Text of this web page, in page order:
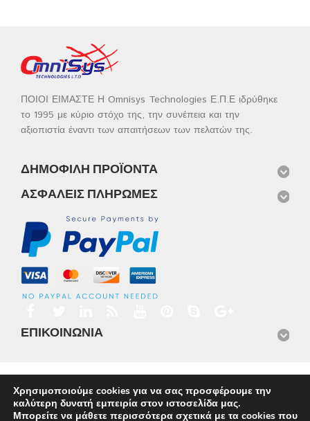
ΠΟΙΟΙ ΕΙΜΑΣΤΕ Η Omnisys Technologies Ε.Π.Ε ιδρύθηκε
το 1995 με κύριο στόχο της, την συνέπεια και την
αξιοπιστία έναντι των απαιτήσεων των πελατών της.
ΔΗΜΟΦΙΛΉ ΠΡΟΪΌΝΤΑ
ΑΣΦΑΛΕΊΣ ΠΛΗΡΩΜΈΣ
ΕΠΙΚΟΙΝΩΝΊΑ
Προϊόντα
Φωτογραφίες
Service
Εταιρικό Προφίλ
Επικοινωνία
© 2026Omnisys
Χρησιμοποιούμε cookies για να σας προσφέρουμε την
καλύτερη δυνατή εμπειρία στον ιστοσελίδα μας.
Μπορείτε να μάθετε περισσότερα σχετικά με τα cookies που